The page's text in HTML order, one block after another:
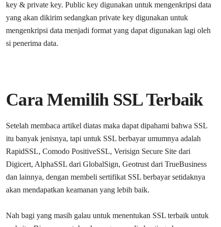
key & private key. Public key digunakan untuk mengenkripsi data
yang akan dikirim sedangkan private key digunakan untuk
mengenkripsi data menjadi format yang dapat digunakan lagi oleh
si penerima data.
Cara Memilih SSL Terbaik
Setelah membaca artikel diatas maka dapat dipahami bahwa SSL
itu banyak jenisnya, tapi untuk SSL berbayar umumnya adalah
RapidSSL, Comodo PositiveSSL, Verisign Secure Site dari
Digicert, AlphaSSL dari GlobalSign, Geotrust dari TrueBusiness
dan lainnya, dengan membeli sertifikat SSL berbayar setidaknya
akan mendapatkan keamanan yang lebih baik.
Nah bagi yang masih galau untuk menentukan SSL terbaik untuk